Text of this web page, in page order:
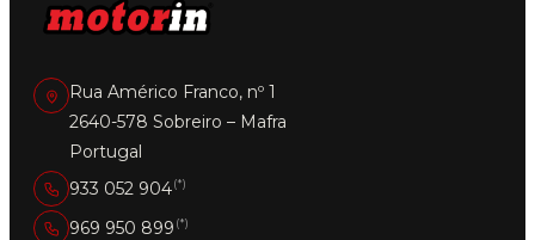
Rua Américo Franco, nº 1
2640-578 Sobreiro – Mafra
Portugal
933 052 904(*)
969 950 899 (*)